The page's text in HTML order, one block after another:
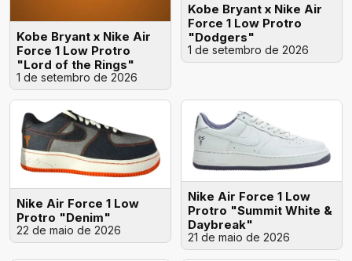
Kobe Bryant x Nike Air
Force 1 Low Protro
"Lord of the Rings"
1 de setembro de 2026
Kobe Bryant x Nike Air
Force 1 Low Protro
"Dodgers"
1 de setembro de 2026
Nike Air Force 1 Low
Protro "Denim"
22 de maio de 2026
Nike Air Force 1 Low
Protro "Summit White &
Daybreak"
21 de maio de 2026